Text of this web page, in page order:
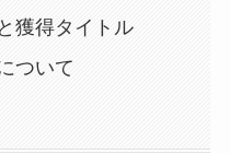
獲得タイトル
ついて